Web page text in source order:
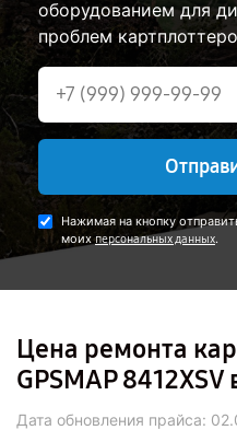
оборудованием для
проблем
Нажимая на кнопку
моихперсональных данных.
Цена ремонта
GPSMAP
Дата обновления прайса: